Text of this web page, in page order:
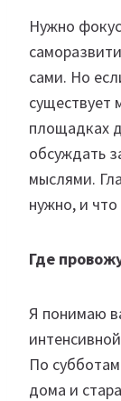
Нужно
сами. Но
существует
площадках
обсуждать
мыслями.
нужно, и
Где
Я понимаю
По
дома и